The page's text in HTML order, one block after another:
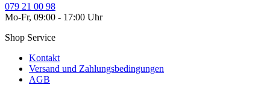
079 21 00 98
Mo-Fr, 09:00 - 17:00 Uhr
Shop Service
Kontakt
Versand und Zahlungsbedingungen
AGB